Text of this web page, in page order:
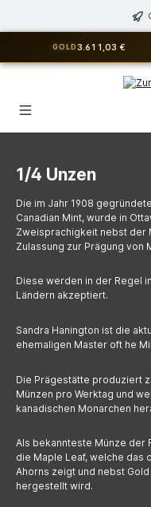
GOLD 3.611,03 €
1/4 Unzen
Die im Jahr 1908
Canadian Mint, wurde in
Zweisprachigkeit nebst der
Zulassung zur Prägung von
Diese werden in der Regel
Ländern akzeptiert.
Sandra Hanington ist die
ehemaligen Master oft he
Die Prägestätte produziert
Münzen pro Werktag und
kanadischen Monarchen
Als bekannteste Münze der
die Maple Leaf, welche das
Ahorns zeigt und nebst
hergestellt wird.